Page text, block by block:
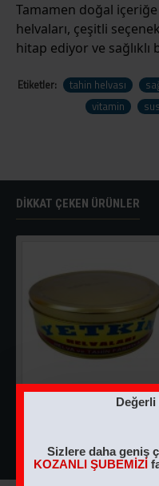
Sizlere daha geniş
KOZANLI ŞUBEMİZİ
Tamamen doğal
helvaları, çeşitli
hitap ediyor ve sağlıklı
Etiketler: tahin helvası
vitamin
DIKKAT ÇEKEN ÜRÜNLER